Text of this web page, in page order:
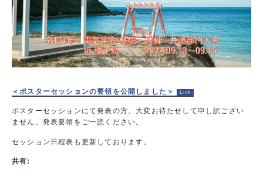
＜ポスターセッションの要領を公開しました＞
ポスターセッションにて発表の方、大変お待たせして申し訳ござい
ません。発表要領をご一読ください。
セッション日程表も更新しております。
共有: